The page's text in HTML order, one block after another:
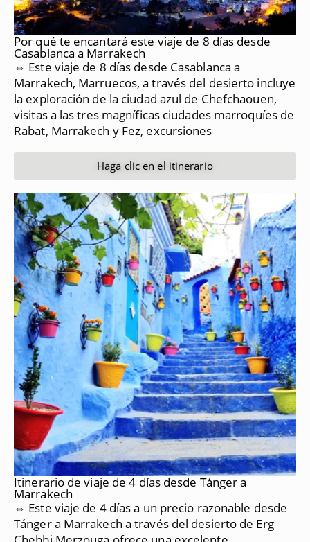
Por qué te encantará este viaje de 8 días desde
Casablanca a Marrakech
⇔ Este viaje de 8 días desde Casablanca a
Marrakech, Marruecos, a través del desierto incluye
la exploración de la ciudad azul de Chefchaouen,
visitas a las tres magníficas ciudades marroquíes de
Rabat, Marrakech y Fez, excursiones
Haga clic en el itinerario
Itinerario de viaje de 4 días desde Tánger a
Marrakech
⇔ Este viaje de 4 días a un precio razonable desde
Tánger a Marrakech a través del desierto de Erg